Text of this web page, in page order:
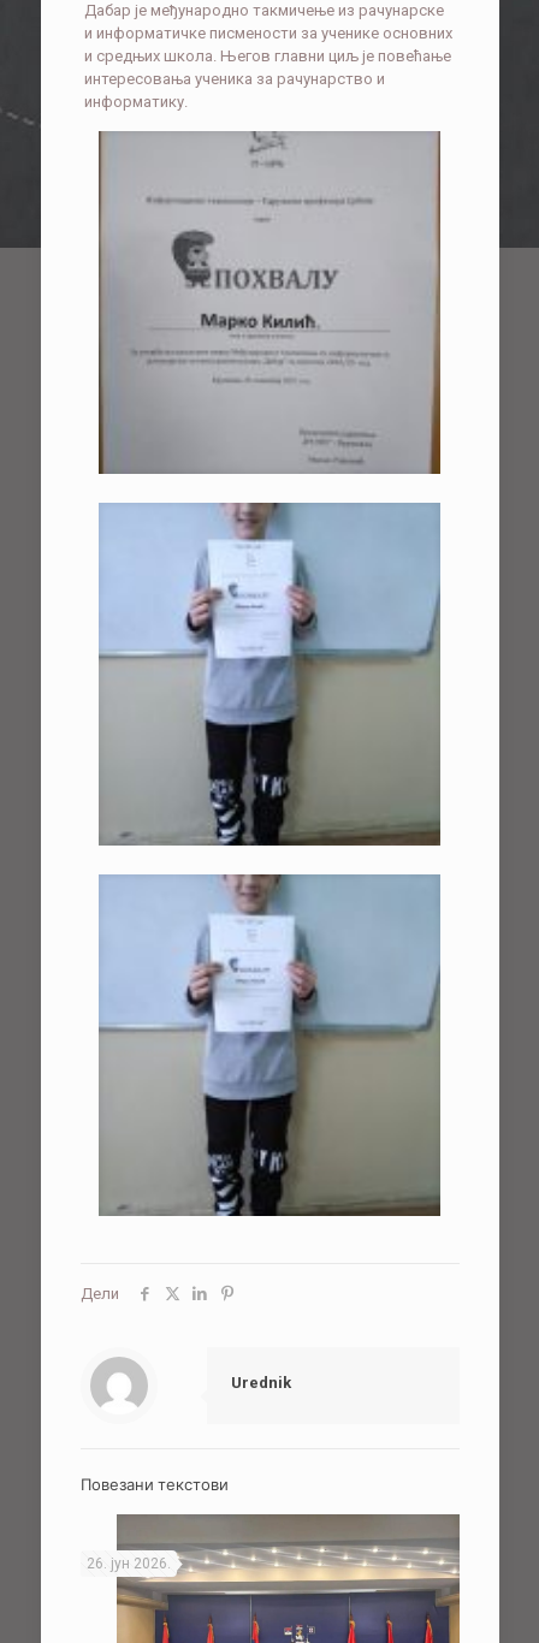
Дабар је међународно такмичење из рачунарске
и информатичке писмености за ученике основних
и средњих школа. Његов главни циљ је повећање
интересовања ученика за рачунарство и
информатику.
Дели
Urednik
Повезани текстови
26. јун 2026.